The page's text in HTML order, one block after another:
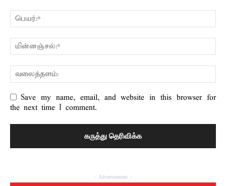
Save my name, email, and website in this browser for
the next time I comment.
- Advertisement -